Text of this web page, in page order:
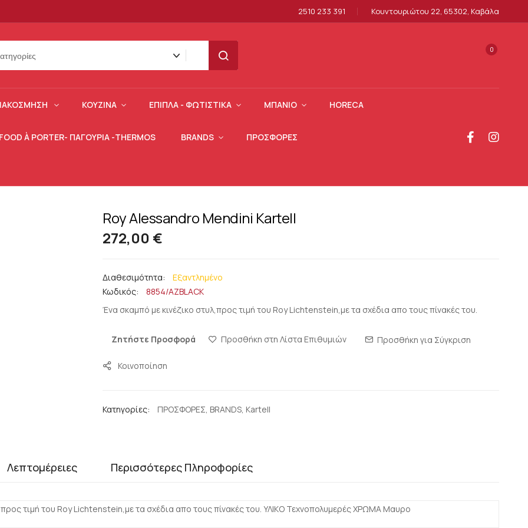
2510 233 391 Κουντουριώτου 22, 65302, Καβάλα
SEARCH
0
ΚΟΥΖΊΝΑ ΈΠΙΠΛΑ - ΦΩΤΙΣΤΙΚΆ ΜΠΆΝΙΟ HORECA
À PORTER- ΠΑΓΟΎΡΙΑ -THERMOS BRANDS ΠΡΟΣΦΟΡΕΣ
Roy Alessandro Mendini Kartell
272,00 €
Εξαντλημένο
Κωδικός
8854/AZBLACK
Ένα σκαμπό με κινέζικο στυλ,προς τιμή του Roy Lichtenstein,με τα σχέδια απο τους πίνακές του.
Ζητήστε Προσφορά Προσθήκη στη Λίστα Επιθυμιών Προσθήκη για Σύγκριση
Κοινοποίηση
Κατηγορίες: ΠΡΟΣΦΟΡΕΣ, BRANDS, Kartell
Λεπτομέρειες
τιμή του Roy Lichtenstein,με τα σχέδια απο τους πίνακές του. ΥΛΙΚΟ Τεχνοπολυμερές ΧΡΩΜΑ Μαυρο
Περισσότερες Πληροφορίες